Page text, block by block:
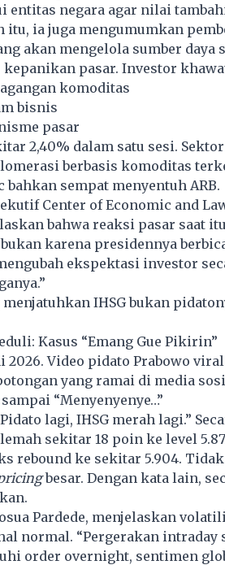
entitas negara agar nilai
itu, ia juga mengumumkan
akan mengelola sumber daya
pasar. Investor
komoditas
bisnis
pasar
2,40% dalam satu sesi. Sektor
berbasis komoditas
bahkan sempat menyentuh ARB.
Center of Economic and
bahwa reaksi pasar saat
karena presidennya
ekspektasi investor
IHSG bukan
Kasus “Emang Gue Pikirin”
2026. Video pidato Prabowo
yang ramai di media
“Menyenyenye…”
lagi, IHSG merah lagi.”
sekitar 18 poin ke level
rebound ke sekitar 5.904. Tidak
besar. Dengan kata lain,
Pardede, menjelaskan
normal. “Pergerakan intraday
order overnight, sentimen